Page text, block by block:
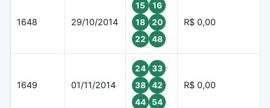
1648 29/10/2014
15
16
18
20
22
48
R$ 0,00
1649 01/11/2014
24
33
38
42
44
54
R$ 0,00